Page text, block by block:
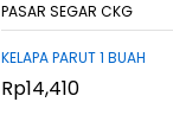
PASAR SEGAR CKG
KELAPA PARUT 1 BUAH
Rp14,410
Rp14,410